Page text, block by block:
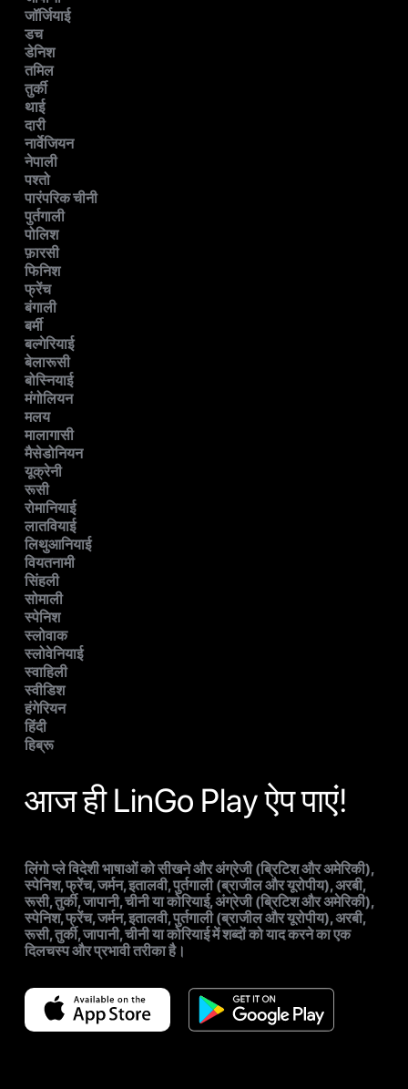
जॉर्जियाई
डच
डेनिश
तमिल
तुर्की
थाई
दारी
नार्वेजियन
नेपाली
पश्तो
पारंपरिक चीनी
पुर्तगाली
पोलिश
फ़ारसी
फिनिश
फ्रेंच
बंगाली
बर्मी
बल्गेरियाई
बेलारूसी
बोस्नियाई
मंगोलियन
मलय
मालागासी
मैसेडोनियन
यूक्रेनी
रूसी
रोमानियाई
लातवियाई
लिथुआनियाई
वियतनामी
सिंहली
सोमाली
स्पेनिश
स्लोवाक
स्लोवेनियाई
स्वाहिली
स्वीडिश
हंगेरियन
हिंदी
हिब्रू
आज ही LinGo Play ऐप पाएं!
लिंगो प्ले विदेशी भाषाओं को सीखने और अंग्रेजी (ब्रिटिश और अमेरिकी),
स्पेनिश, फ्रेंच, जर्मन, इतालवी, पुर्तगाली (ब्राजील और यूरोपीय), अरबी,
रूसी, तुर्की, जापानी, चीनी या कोरियाई, अंग्रेजी (ब्रिटिश और अमेरिकी),
स्पेनिश, फ्रेंच, जर्मन, इतालवी, पुर्तगाली (ब्राजील और यूरोपीय), अरबी,
रूसी, तुर्की, जापानी, चीनी या कोरियाई में शब्दों को याद करने का एक
दिलचस्प और प्रभावी तरीका है।